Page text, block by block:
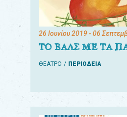
26 Ιουνίου 2019- 06
ΤΟ ΒΑΛΣ ΜΕ ΤΑ
ΘΕΑΤΡΟ ΠΕΡΙΟΔΕΙΑ